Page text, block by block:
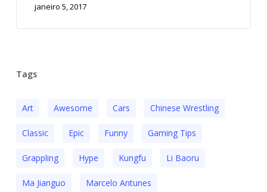
janeiro 5, 2017
Tags
Art Awesome Cars Chinese Wrestling
Classic Epic Funny Gaming Tips
Grappling Hype Kungfu Li Baoru
Ma Jianguo Marcelo Antunes